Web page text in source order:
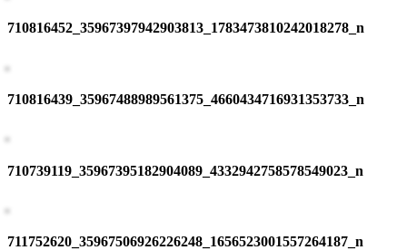
710816452_35967397942903813_1783473810242018278_n
710816439_35967488989561375_4660434716931353733_n
710739119_35967395182904089_4332942758578549023_n
711752620_35967506926226248_1656523001557264187_n